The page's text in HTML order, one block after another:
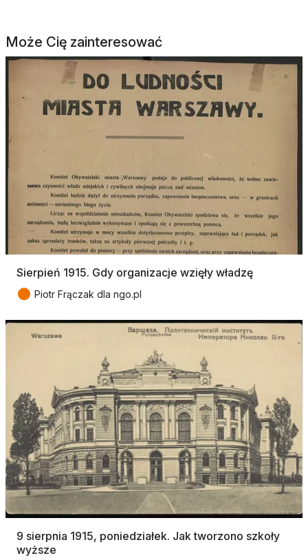
Może Cię zainteresować
Sierpień 1915. Gdy organizacje wzięły władzę
● Piotr Frączak dla ngo.pl
9 sierpnia 1915, poniedziałek. Jak tworzono szkoły
wyższe